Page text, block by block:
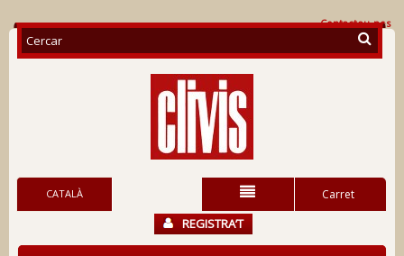
Contacteu-nos
Carret
CATALÀ
REGISTRA’T